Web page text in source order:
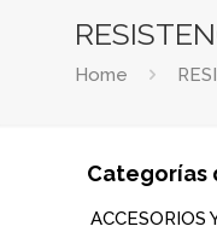
Home
Categorías
ACCESORIOS